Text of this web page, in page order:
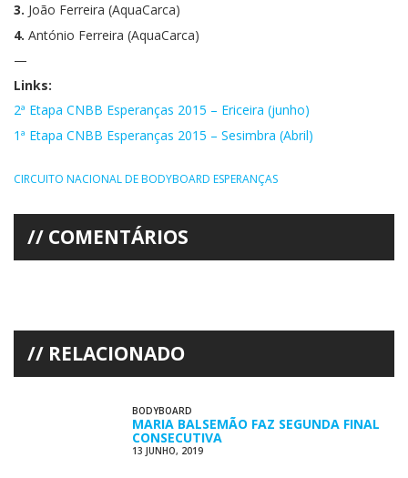
3. João Ferreira (AquaCarca)
4. António Ferreira (AquaCarca)
—
Links:
2ª Etapa CNBB Esperanças 2015 – Ericeira (junho)
1ª Etapa CNBB Esperanças 2015 – Sesimbra (Abril)
CIRCUITO NACIONAL DE BODYBOARD ESPERANÇAS
COMENTÁRIOS
RELACIONADO
BODYBOARD
MARIA BALSEMÃO FAZ SEGUNDA FINAL
CONSECUTIVA
13 JUNHO, 2019